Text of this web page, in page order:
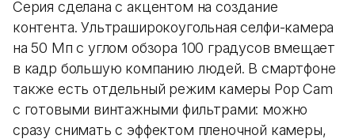
Серия сделана с акцентом на создание
контента. Ультраширокоугольная селфи-камера
на 50 Мп с углом обзора 100 градусов вмещает
в кадр большую компанию людей. В смартфоне
также есть отдельный режим камеры Pop Cam
с готовыми винтажными фильтрами: можно
сразу снимать с эффектом пленочной камеры,